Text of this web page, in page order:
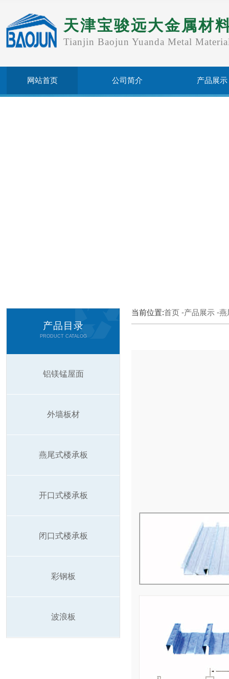
天津宝骏远大金属材
Tianjin Baojun Yuanda Metal
网站首页 公司简介 产品展示
产品目录
PRODUCT CATALOG
铝镁锰屋面
外墙板材
燕尾式楼承板
开口式楼承板
闭口式楼承板
彩钢板
波浪板
当前位置:首页 -产品展示 -燕